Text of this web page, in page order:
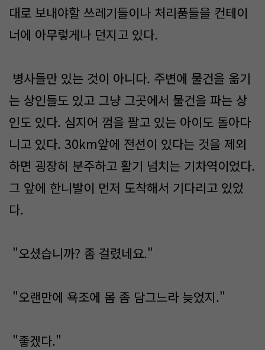
대로 보내야할 쓰레기들이나 처리품들을 컨테이
너에 아무렇게나 던지고 있다.
병사들만 있는 것이 아니다. 주변에 물건을 옮기
는 상인들도 있고 그냥 그곳에서 물건을 파는 상
인도 있다. 심지어 껌을 팔고 있는 아이도 돌아다
니고 있다. 30km앞에 전선이 있다는 것을 제외
하면 굉장히 분주하고 활기 넘치는 기차역이었다.
그 앞에 한니발이 먼저 도착해서 기다리고 있었
다.
"오셨습니까? 좀 걸렸네요."
"오랜만에 욕조에 몸 좀 담그느라 늦었지."
"좋겠다."